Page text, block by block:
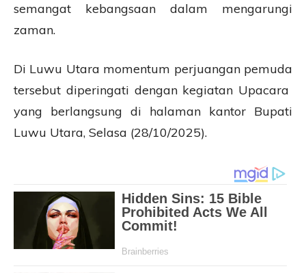
semangat kebangsaan dalam mengarungi
zaman.
Di Luwu Utara momentum perjuangan pemuda
tersebut diperingati dengan kegiatan Upacara
yang berlangsung di halaman kantor Bupati
Luwu Utara, Selasa (28/10/2025).